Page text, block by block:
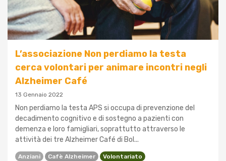
L’associazione Non perdiamo la testa
cerca volontari per animare incontri negli
Alzheimer Café
13 Gennaio 2022
Non perdiamo la testa APS si occupa di prevenzione del
decadimento cognitivo e di sostegno a pazienti con
demenza e loro famigliari, soprattutto attraverso le
attività dei tre Alzheimer Café di Bol...
Anziani Cafè Alzheimer Volontariato